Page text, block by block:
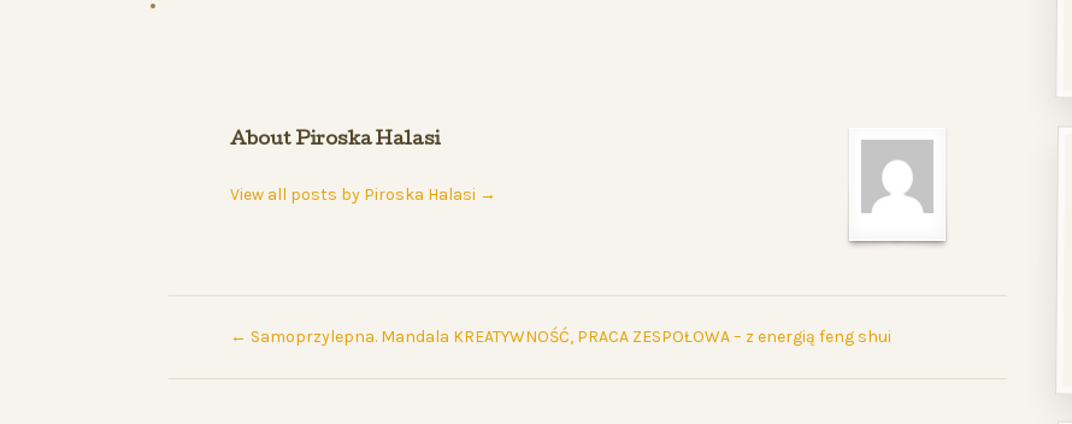
About Piroska Halasi
View all posts by Piroska Halasi →
← Samoprzylepna. Mandala KREATYWNOŚĆ, PRACA ZESPOŁOWA – z energią feng shui